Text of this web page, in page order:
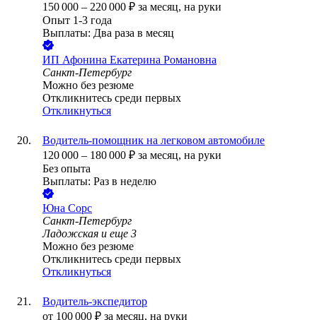
150 000 – 220 000 ₽ за месяц, на руки
Опыт 1-3 года
Выплаты: Два раза в месяц
ИП Афонина Екатерина Романовна
Санкт-Петербург
Можно без резюме
Откликнитесь среди первых
Откликнуться
Водитель-помощник на легковом автомобиле
120 000 – 180 000 ₽ за месяц, на руки
Без опыта
Выплаты: Раз в неделю
Юна Сорс
Санкт-Петербург
Ладожская и еще 3
Можно без резюме
Откликнитесь среди первых
Откликнуться
Водитель-экспедитор
от 100 000 ₽ за месяц, на руки